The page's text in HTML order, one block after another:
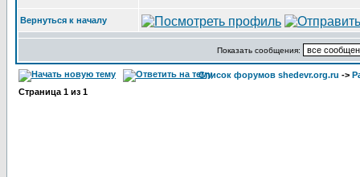
Вернуться к началу
Показать сообщения:
Список форумов shedevr.org.ru ->
Страница 1 из 1